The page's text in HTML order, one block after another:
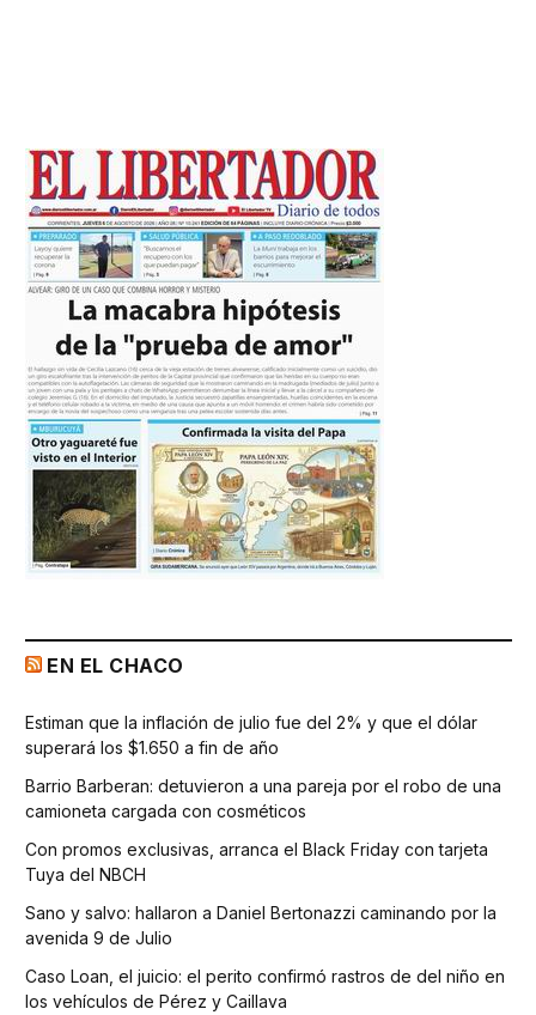
EN EL CHACO
Estiman que la inflación de julio fue del 2% y que el dólar
superará los $1.650 a fin de año
Barrio Barberan: detuvieron a una pareja por el robo de una
camioneta cargada con cosméticos
Con promos exclusivas, arranca el Black Friday con tarjeta
Tuya del NBCH
Sano y salvo: hallaron a Daniel Bertonazzi caminando por la
avenida 9 de Julio
Caso Loan, el juicio: el perito confirmó rastros de del niño en
los vehículos de Pérez y Caillava